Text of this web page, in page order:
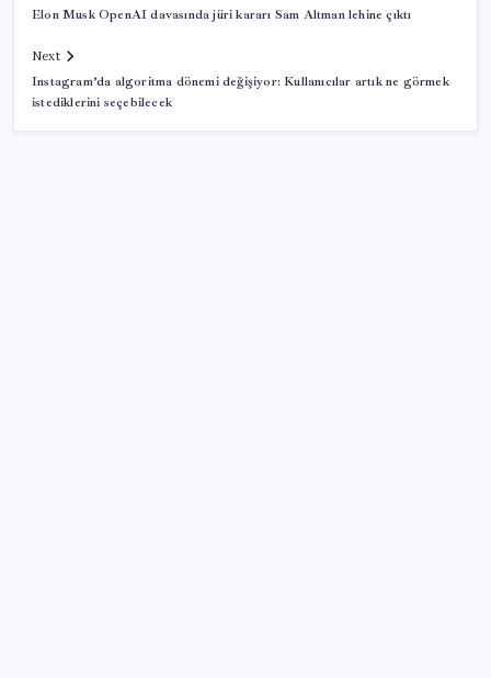
Elon Musk OpenAI davasında jüri kararı Sam Altman lehine çıktı
Next
Instagram’da algoritma dönemi değişiyor: Kullanıcılar artık ne görmek
istediklerini seçebilecek